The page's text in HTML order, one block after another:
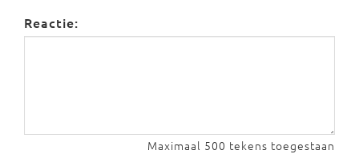
Reactie:
Maximaal 500 tekens toegestaan